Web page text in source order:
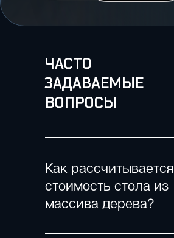
ЧАСТО
ЗАДАВАЕМЫЕ
ВОПРОСЫ
Как рассчитывается
стоимость стола из
массива дерева?